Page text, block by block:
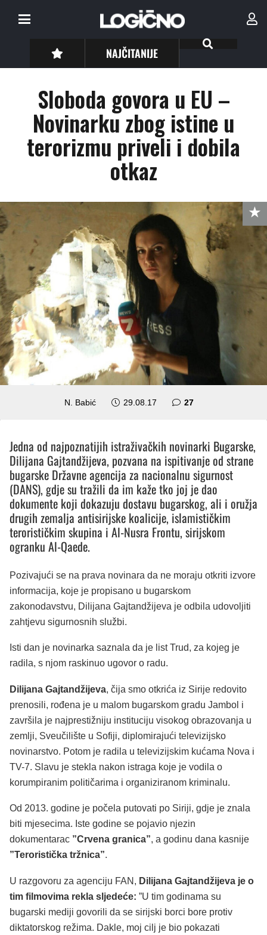
NAJČITANIJE
Sloboda govora u EU –
Novinarku zbog istine u
terorizmu priveli i dobila
otkaz
N. Babić 29.08.17 27komentara
Jedna od najpoznatijih istraživačkih novinarki Bugarske,
Dilijana Gajtandžijeva, pozvana na ispitivanje od strane
bugarske Državne agencija za nacionalnu sigurnost
(DANS), gdje su tražili da im kaže tko joj je dao
dokumente koji dokazuju dostavu bugarskog, ali i oružja
drugih zemalja antisirijske koalicije, islamističkim
terorističkim skupina i Al-Nusra Frontu, sirijskom
ogranku Al-Qaede.
Pozivajući se na prava novinara da ne moraju otkriti izvore
informacija, koje je propisano u bugarskom
zakonodavstvu, Dilijana Gajtandžijeva je odbila udovoljiti
zahtjevu sigurnosnih službi.
Isti dan je novinarka saznala da je list Trud, za kojeg je
radila, s njom raskinuo ugovor o radu.
Dilijana Gajtandžijeva, čija smo otkrića iz Sirije redovito
prenosili, rođena je u malom bugarskom gradu Jambol i
završila je najprestižniju instituciju visokog obrazovanja u
zemlji, Sveučilište u Sofiji, diplomirajući televizijsko
novinarstvo. Potom je radila u televizijskim kućama Nova i
TV-7. Slavu je stekla nakon istraga koje je vodila o
korumpiranim političarima i organiziranom kriminalu.
Od 2013. godine je počela putovati po Siriji, gdje je znala
biti mjesecima. Iste godine se pojavio njezin
dokumentarac ”Crvena granica”, a godinu dana kasnije
”Teroristička tržnica”.
U razgovoru za agenciju FAN, Dilijana Gajtandžijeva je o
tim filmovima rekla sljedeće: ”U tim godinama su
bugarski mediji govorili da se sirijski borci bore protiv
diktatorskog režima. Dakle, moj cilj je bio pokazati